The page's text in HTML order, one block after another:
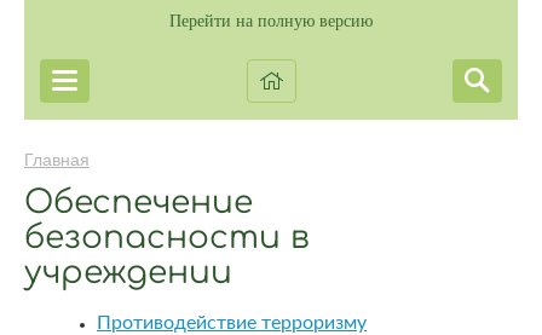
Перейти на полную версию
Главная
Обеспечение
безопасности в
учреждении
Противодействие терроризму